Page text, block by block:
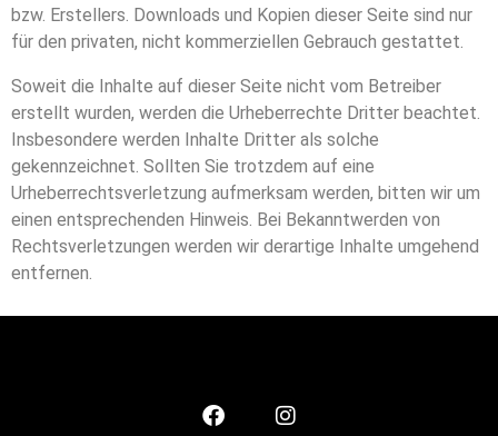
bzw. Erstellers. Downloads und Kopien dieser Seite sind nur
für den privaten, nicht kommerziellen Gebrauch gestattet.
Soweit die Inhalte auf dieser Seite nicht vom Betreiber
erstellt wurden, werden die Urheberrechte Dritter beachtet.
Insbesondere werden Inhalte Dritter als solche
gekennzeichnet. Sollten Sie trotzdem auf eine
Urheberrechtsverletzung aufmerksam werden, bitten wir um
einen entsprechenden Hinweis. Bei Bekanntwerden von
Rechtsverletzungen werden wir derartige Inhalte umgehend
entfernen.